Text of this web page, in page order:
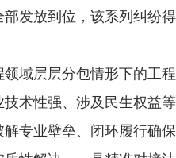
发放到位，该系列纠纷
层层分包情形下的工程
术性强、涉及民生权益
专业壁垒、闭环履行确